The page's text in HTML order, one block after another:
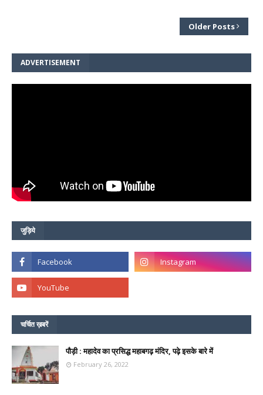
Older Posts
ADVERTISEMENT
जुड़िये
चर्चित ख़बरें
पौड़ी : महादेव का प्रसिद्ध महाबगढ़ मंदिर, पढ़े इसके बारे में
February 26, 2022